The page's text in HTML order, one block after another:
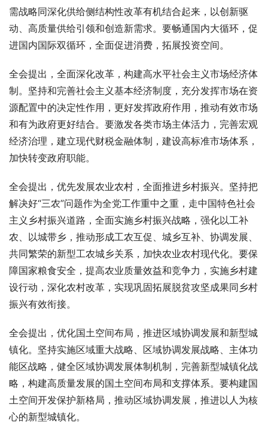
需战略同深化供给侧结构性改革有机结合起来，以创新驱
动、高质量供给引领和创造新需求。要畅通国内大循环，促
进国内国际双循环，全面促进消费，拓展投资空间。
全会提出，全面深化改革，构建高水平社会主义市场经济体
制。坚持和完善社会主义基本经济制度，充分发挥市场在资
源配置中的决定性作用，更好发挥政府作用，推动有效市场
和有为政府更好结合。要激发各类市场主体活力，完善宏观
经济治理，建立现代财税金融体制，建设高标准市场体系，
加快转变政府职能。
全会提出，优先发展农业农村，全面推进乡村振兴。坚持把
解决好“三农”问题作为全党工作重中之重，走中国特色社会
主义乡村振兴道路，全面实施乡村振兴战略，强化以工补
农、以城带乡，推动形成工农互促、城乡互补、协调发展、
共同繁荣的新型工农城乡关系，加快农业农村现代化。要保
障国家粮食安全，提高农业质量效益和竞争力，实施乡村建
设行动，深化农村改革，实现巩固拓展脱贫攻坚成果同乡村
振兴有效衔接。
全会提出，优化国土空间布局，推进区域协调发展和新型城
镇化。坚持实施区域重大战略、区域协调发展战略、主体功
能区战略，健全区域协调发展体制机制，完善新型城镇化战
略，构建高质量发展的国土空间布局和支撑体系。要构建国
土空间开发保护新格局，推动区域协调发展，推进以人为核
心的新型城镇化。